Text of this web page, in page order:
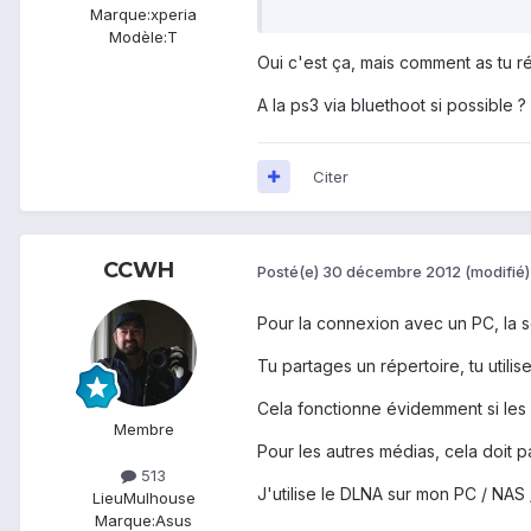
Marque:xperia
Modèle:T
Oui c'est ça, mais comment as tu
A la ps3 via bluethoot si possible
Citer
CCWH
Membre
513
LieuMulhouse
Marque:Asus
Posté(e) 30 décembre 2012 (modifié)
Pour la connexion avec un PC, la
Tu partages un répertoire, tu
Cela fonctionne évidemment si
Pour les autres médias, cela doit
J'utilise le DLNA sur mon PC /